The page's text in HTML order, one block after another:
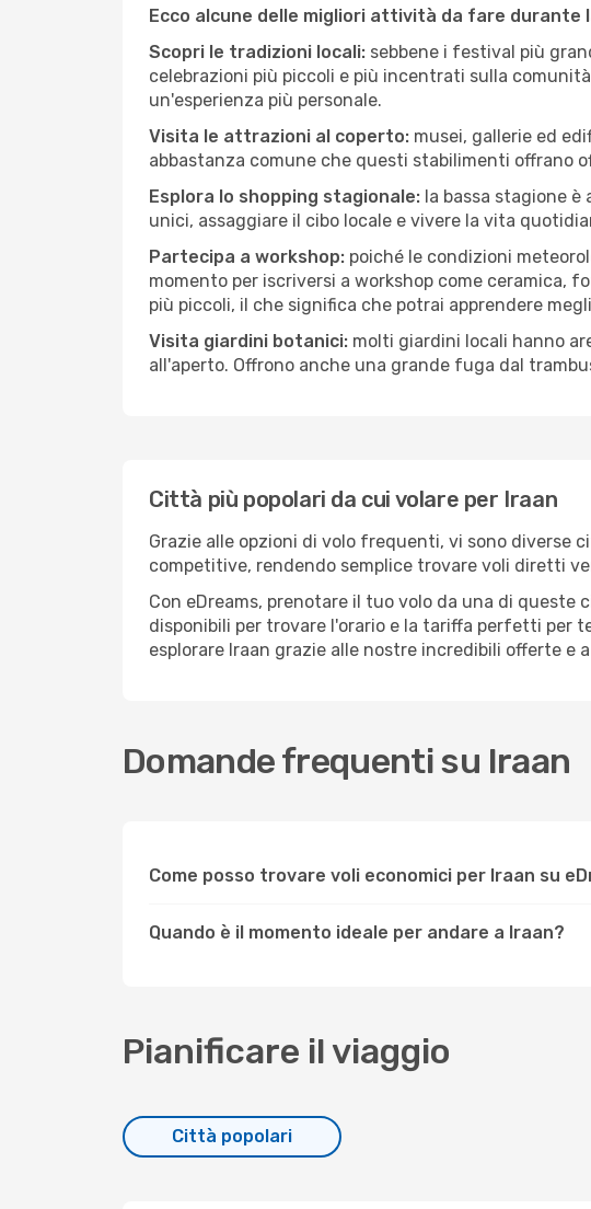
Ecco alcune delle migliori attività da fare durante
Scopri le tradizioni locali: sebbene i festival più
celebrazioni più piccoli e più incentrati sulla
un'esperienza più personale.
Visita le attrazioni al coperto: musei, gallerie ed
abbastanza comune che questi stabilimenti offrano
Esplora lo shopping stagionale: la bassa stagione
unici, assaggiare il cibo locale e vivere la vita
Partecipa a workshop: poiché le condizioni
momento per iscriversi a workshop come ceramica,
più piccoli, il che significa che potrai apprendere
Visita giardini botanici: molti giardini locali hanno
all'aperto. Offrono anche una grande fuga dal
Città più popolari da cui volare per Iraan
Grazie alle opzioni di volo frequenti, vi sono diverse
competitive, rendendo semplice trovare voli diretti
Con eDreams, prenotare il tuo volo da una di
disponibili per trovare l'orario e la tariffa perfetti per
esplorare Iraan grazie alle nostre incredibili offerte e
Domande frequenti su Iraan
Come posso trovare voli economici per Iraan su
Quando è il momento ideale per andare a Iraan?
Pianificare il viaggio
Città popolari